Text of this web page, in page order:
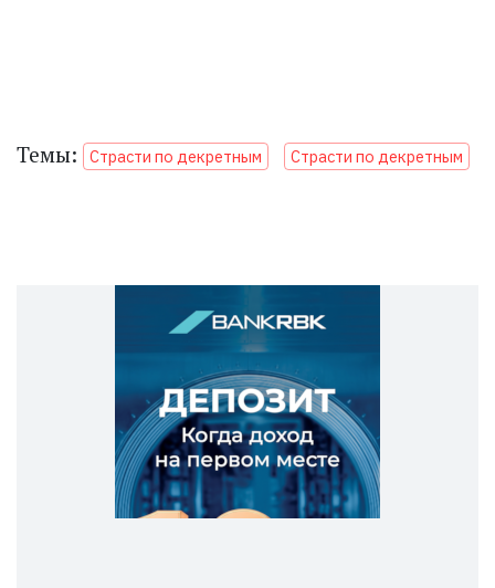
Темы: Страсти по декретным Страсти по декретным